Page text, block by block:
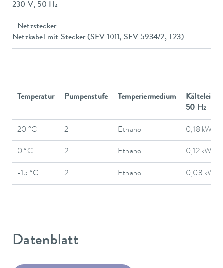
230 V; 50 Hz
Netzstecker
Netzkabel mit Stecker (SEV 1011, SEV 5934/2, T23)
Temperatur Pumpenstufe Temperiermedium
50 Hz
20 °C 2 Ethanol 0,18 kW
0 °C 2 Ethanol 0,12 kW
-15 °C 2 Ethanol 0,03 kW
Datenblatt